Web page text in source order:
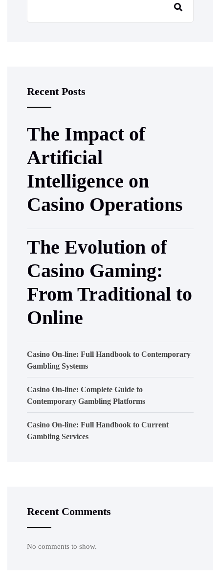
Recent Posts
The Impact of
Artificial
Intelligence on
Casino Operations
The Evolution of
Casino Gaming:
From Traditional to
Online
Casino On-line: Full Handbook to Contemporary
Gambling Systems
Casino On-line: Complete Guide to
Contemporary Gambling Platforms
Casino On-line: Full Handbook to Current
Gambling Services
Recent Comments
No comments to show.